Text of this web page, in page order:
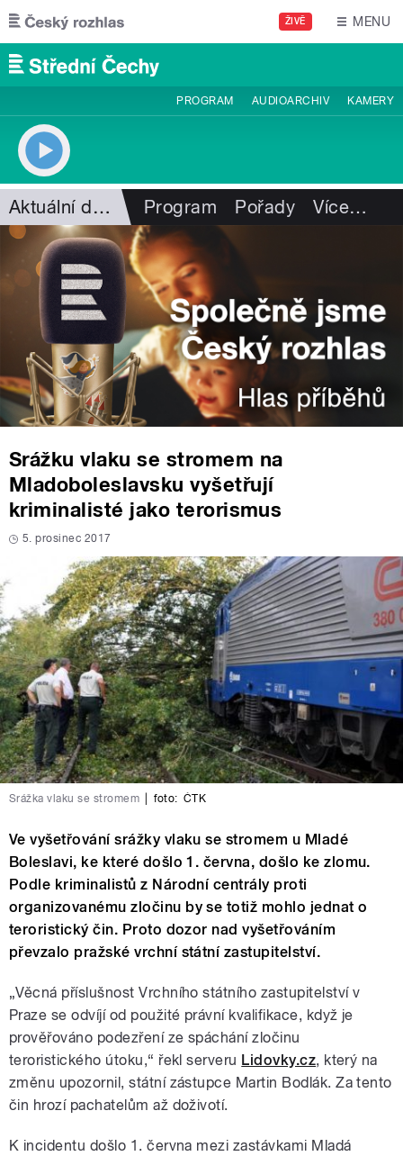
Přejít k hlavnímu obsahu
ŽIVĚ MENU
PROGRAM AUDIOARCHIV KAMERY
Aktuální dění Program Pořady Více…
Srážku vlaku se stromem na
Mladoboleslavsku vyšetřují
kriminalisté jako terorismus
5. prosinec 2017
Srážka vlaku se stromem foto: ČTK
Ve vyšetřování srážky vlaku se stromem u Mladé
Boleslavi, ke které došlo 1. června, došlo ke zlomu.
Podle kriminalistů z Národní centrály proti
organizovanému zločinu by se totiž mohlo jednat o
teroristický čin. Proto dozor nad vyšetřováním
převzalo pražské vrchní státní zastupitelství.
„Věcná příslušnost Vrchního státního zastupitelství v
Praze se odvíjí od použité právní kvalifikace, když je
prověřováno podezření ze spáchání zločinu
teroristického útoku,“ řekl serveru Lidovky.cz, který na
změnu upozornil, státní zástupce Martin Bodlák. Za tento
čin hrozí pachatelům až doživotí.
K incidentu došlo 1. června mezi zastávkami Mladá